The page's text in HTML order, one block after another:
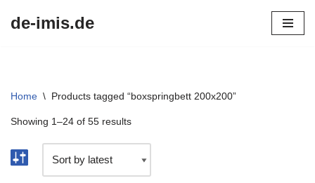
de-imis.de
Home \ Products tagged “boxspringbett 200x200”
Showing 1–24 of 55 results